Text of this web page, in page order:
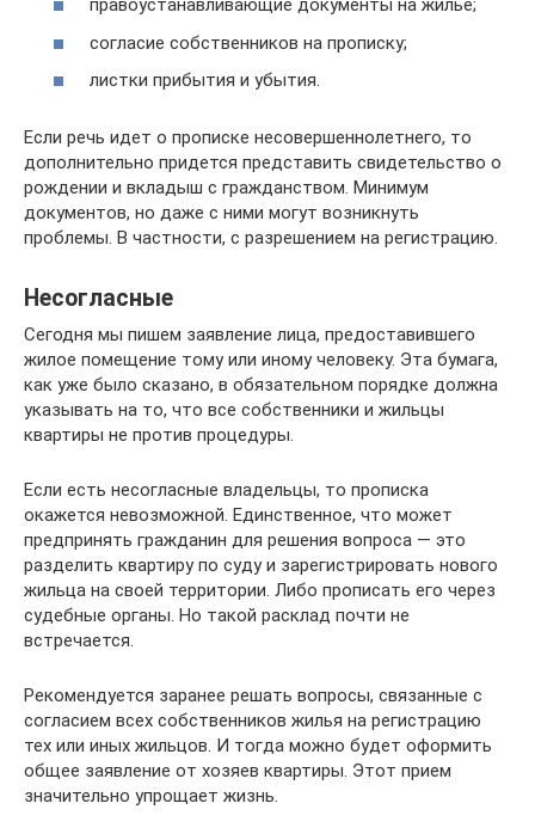
правоустанавливающие документы на жилье;
согласие собственников на прописку;
листки прибытия и убытия.
Если речь идет о прописке несовершеннолетнего, то
дополнительно придется представить свидетельство о
рождении и вкладыш с гражданством. Минимум
документов, но даже с ними могут возникнуть
проблемы. В частности, с разрешением на регистрацию.
Несогласные
Сегодня мы пишем заявление лица, предоставившего
жилое помещение тому или иному человеку. Эта бумага,
как уже было сказано, в обязательном порядке должна
указывать на то, что все собственники и жильцы
квартиры не против процедуры.
Если есть несогласные владельцы, то прописка
окажется невозможной. Единственное, что может
предпринять гражданин для решения вопроса — это
разделить квартиру по суду и зарегистрировать нового
жильца на своей территории. Либо прописать его через
судебные органы. Но такой расклад почти не
встречается.
Рекомендуется заранее решать вопросы, связанные с
согласием всех собственников жилья на регистрацию
тех или иных жильцов. И тогда можно будет оформить
общее заявление от хозяев квартиры. Этот прием
значительно упрощает жизнь.